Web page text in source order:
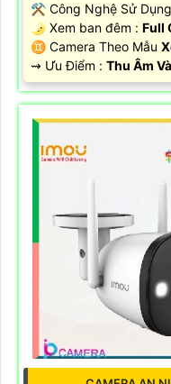
⚒ Công Nghệ Sử
🌛 Xem ban đêm : Full
♊ Camera Theo Mẫu
️⇝ Ưu Điểm : Thu Âm